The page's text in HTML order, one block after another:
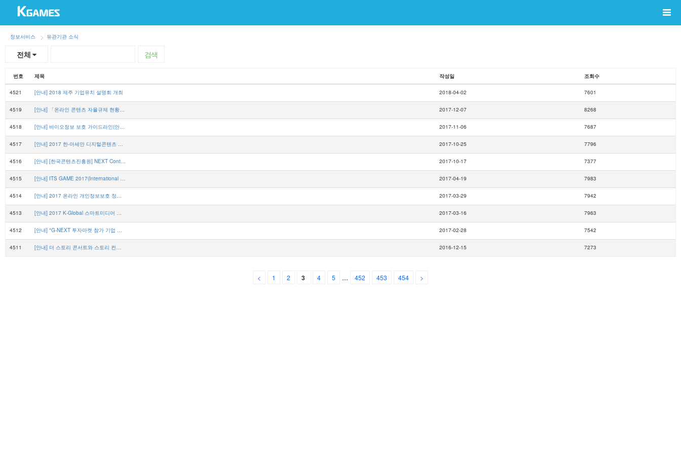
정보서비스 유관기관 소식
전체 검색
번호 제목 작성일 조회수
4521 [안내] 2018 제주 기업유치 설명회 개최 2018-04-02 7601
4519 [안내] 「온라인 콘텐츠 자율규제 현황과 과제」 세미나 개최 2017-12-07 8268
4518 [안내] 바이오정보 보호 가이드라인(안) 세미나 개최 2017-11-06 7687
4517 [안내] 2017 한-아세안 디지털콘텐츠 콘퍼런스 개최 2017-10-25 7796
4516 [안내] [한국콘텐츠진흥원] NEXT Content Conference 넥스트 콘텐츠 콘퍼런스 2017 개최 2017-10-17 7377
4515 [안내] ITS GAME 2017(International Trade Show for Games) - 한국콘텐츠진흥원 2017-04-19 7983
4514 [안내] 2017 온라인 개인정보보호 정책 설명회 개최 - 한국인터넷진흥원 2017-03-29 7942
4513 [안내] 2017 K-Global 스마트미디어 서비스 상용화 지원 사업 공고 - 한국방송통신전파진흥원 2017-03-16 7963
4512 [안내] "G-NEXT 투자마켓 참가 기업 모집 - 경기콘텐츠진흥원 2017-02-28 7542
4511 [안내] 더 스토리 콘서트와 스토리 컨퍼런스에 여러분을 초대합니다! - 한국콘텐츠진흥원 2016-12-15 7273
< 1 2 3 4 5 ... 452 453 454 >